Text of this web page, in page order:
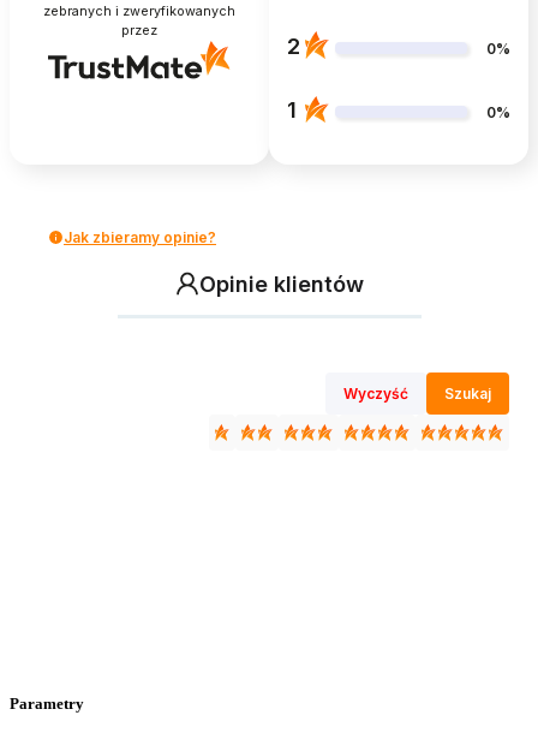
zebranych i zweryfikowanych
przez
2 0%
1 0%
Jak zbieramy opinie?
Opinie klientów
Wyczyść Szukaj
Parametry